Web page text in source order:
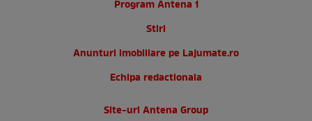
Program Antena 1
Stiri
Anunturi imobiliare pe Lajumate.ro
Echipa redactionala
Site-uri Antena Group